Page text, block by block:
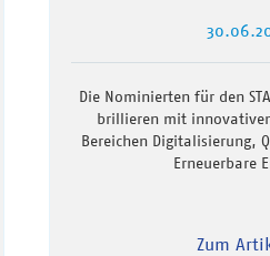
Die Nominierten für den
brillieren mit
Bereichen Digitalisierung,
Erneuerbare
Zum